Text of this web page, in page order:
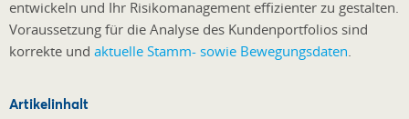
entwickeln und Ihr Risikomanagement effizienter zu gestalten.
Voraussetzung für die Analyse des Kundenportfolios sind
korrekte und aktuelle Stamm- sowie Bewegungsdaten
Artikelinhalt